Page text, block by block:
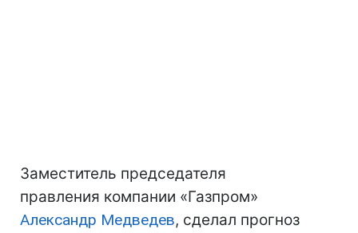
Заместитель председателя
правления компании «Газпром»
Александр Медведев, сделал прогноз